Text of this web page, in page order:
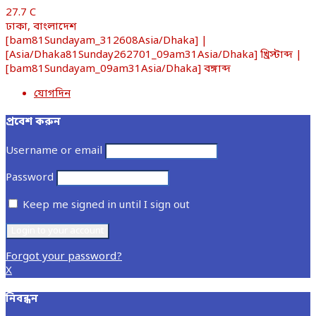
27.7 C
ঢাকা, বাংলাদেশ
[bam81Sundayam_312608Asia/Dhaka] |
[Asia/Dhaka81Sunday262701_09am31Asia/Dhaka] খ্রিস্টাব্দ |
[bam81Sundayam_09am31Asia/Dhaka] বঙ্গাব্দ
যোগদিন
প্রবেশ করুন
Username or email
Password
Keep me signed in until I sign out
Forgot your password?
X
নিবন্ধন